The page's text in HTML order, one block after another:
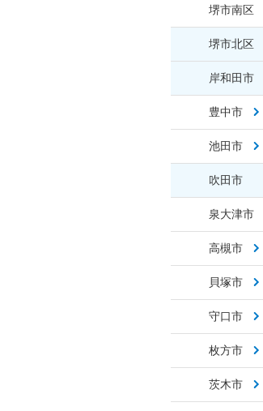
堺市南区
堺市北区
岸和田市
豊中市
池田市
吹田市
泉大津市
高槻市
貝塚市
守口市
枚方市
茨木市